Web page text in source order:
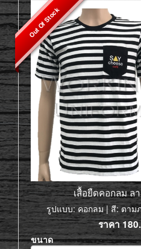
Out Of Stock
เสื้อยืดคอกลม ล
รูปแบบ: คอกลม | สี: ตาม
ราคา
ขนาด